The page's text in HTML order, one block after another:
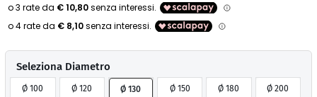
Seleziona Diametro
Ø 100 Ø 120 Ø 130 Ø 150 Ø 180 Ø 200